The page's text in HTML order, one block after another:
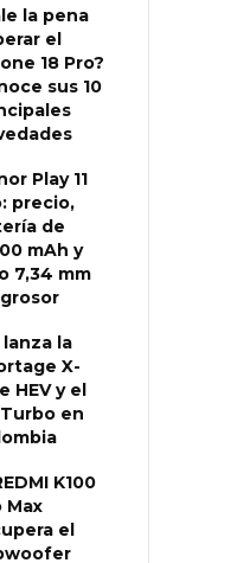
la pena
el
18 Pro?
sus 10
Play 11
precio,
de
mAh y
7,34 mm
lanza la
X-
HEV y el
en
K100
Max
el